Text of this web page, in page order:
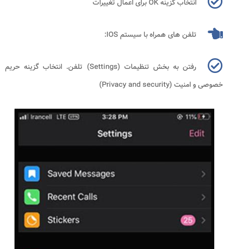
انتخاب گزینهOKبرای اعمال تغییرات
تلفن های همراه با سیستمIOS
:
رفتن به بخش تنظیمات (Settings) تلفن. انتخاب گزینه حریم
خصوصی و امنیت (Privacy and security
)